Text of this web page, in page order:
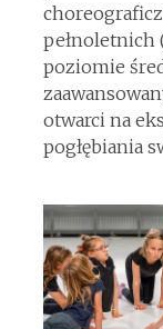
pełnoletnich
poziomie
otwarci na
pogłębiania